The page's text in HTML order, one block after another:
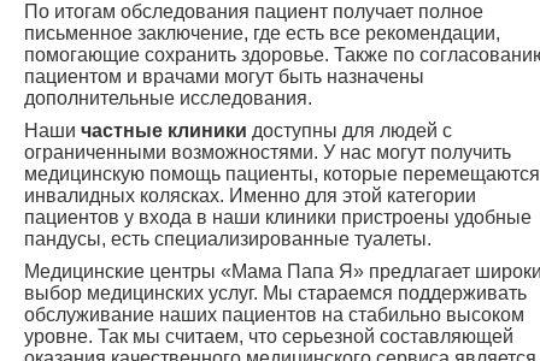
По итогам обследования пациент получает полное
письменное заключение, где есть все рекомендации,
помогающие сохранить здоровье. Также по
пациентом и врачами могут быть назначены
дополнительные исследования.
Наши частные клиники доступны для людей с
ограниченными возможностями. У нас могут получить
медицинскую помощь пациенты, которые
инвалидных колясках. Именно для этой категории
пациентов у входа в наши клиники пристроены удобные
пандусы, есть специализированные туалеты.
Медицинские центры «Мама Папа Я» предлагает
выбор медицинских услуг. Мы стараемся поддерживать
обслуживание наших пациентов на стабильно высоком
уровне. Так мы считаем, что серьезной составляющей